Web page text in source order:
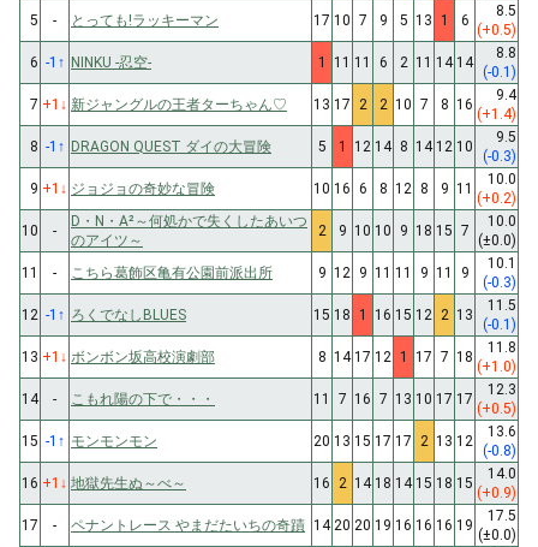
5
- とっても!ラッキーマン 17 10 7 9 5 13 1 6
8.5
(+0.5)
6 -1 ↑ NINKU -忍空- 1 11 11 6 2 11 14 14
8.8
(-0.1)
7 +1 ↓ 新ジャングルの王者ターちゃん♡ 13 17 2 2 10 7 8 16
9.4
(+1.4)
8 -1 ↑ DRAGON QUEST ダイの大冒険 5 1 12 14 8 14 12 10
9.5
(-0.3)
9 +1 ↓ ジョジョの奇妙な冒険 10 16 6 8 12 8 9 11
10.0
(+0.2)
10
-
D・N・A²～何処かで失くしたあいつ
のアイツ～
2 9 10 10 9 18 15 7
10.0
(±0.0)
11
- こちら葛飾区亀有公園前派出所 9 12 9 11 11 9 11 9
10.1
(-0.3)
12 -1 ↑ ろくでなしBLUES 15 18 1 16 15 12 2 13
11.5
(-0.1)
13 +1 ↓ ボンボン坂高校演劇部 8 14 17 12 1 17 7 18
11.8
(+1.0)
14
- こもれ陽の下で・・・ 11 7 16 7 13 10 17 17
12.3
(+0.5)
15 -1 ↑ モンモンモン 20 13 15 17 17 2 13 12
13.6
(-0.8)
16 +1 ↓ 地獄先生ぬ～べ～ 16 2 14 18 14 15 18 15
14.0
(+0.9)
17
- ペナントレース やまだたいちの奇蹟 14 20 20 19 16 16 16 19
17.5
(±0.0)